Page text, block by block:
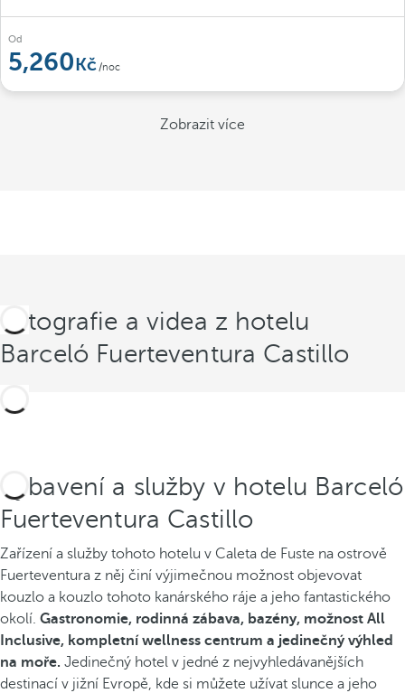
Od
5,260 /noc
Zobrazit více
Fotografie a videa z hotelu
Barceló Fuerteventura Castillo
Vybavení a služby v hotelu Barceló
Fuerteventura Castillo
Zařízení a služby tohoto hotelu v Caleta de Fuste na ostrově
Fuerteventura z něj činí výjimečnou možnost objevovat
kouzlo a kouzlo tohoto kanárského ráje a jeho fantastického
okolí. Gastronomie, rodinná zábava, bazény, možnost All
Inclusive, kompletní wellness centrum a jedinečný výhled
na moře. Jedinečný hotel v jedné z nejvyhledávanějších
destinací v jižní Evropě, kde si můžete užívat slunce a jeho